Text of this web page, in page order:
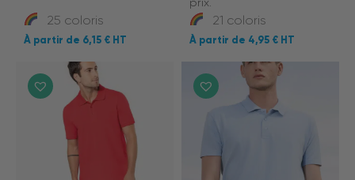
25 coloris
6,15 €
21 coloris
4,95 €